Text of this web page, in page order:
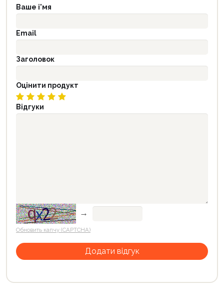
Ваше і'мя
Email
Заголовок
Оцінити продукт
Відгуки
→
Обновить капчу (CAPTCHA)